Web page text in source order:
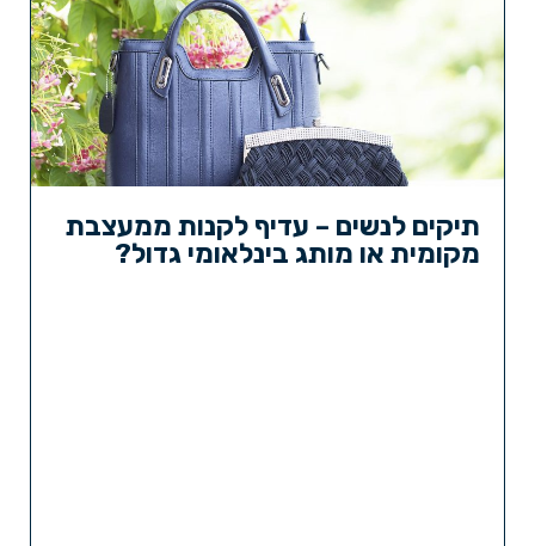
תיקים לנשים – עדיף לקנות ממעצבת
מקומית או מותג בינלאומי גדול?